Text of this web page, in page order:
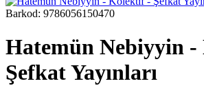
Barkod: 9786056150470
Hatemün Nebiyyin
Şefkat Yayınları